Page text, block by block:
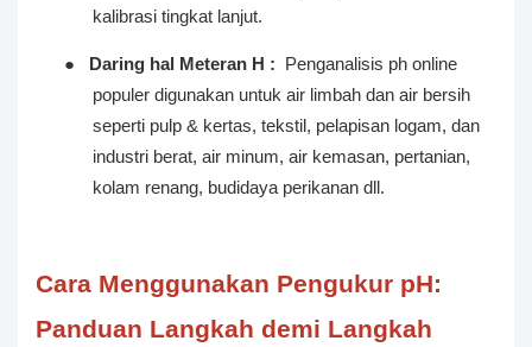
kalibrasi tingkat lanjut.
● Daring hal Meteran H :
Penganalisis ph online
populer digunakan untuk air limbah dan air bersih
seperti pulp & kertas, tekstil, pelapisan logam, dan
industri berat, air minum, air kemasan, pertanian,
kolam renang, budidaya perikanan dll.
Cara Menggunakan Pengukur pH:
Panduan Langkah demi Langkah